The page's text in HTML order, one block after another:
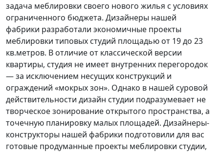
задача меблировки своего нового жилья с условиях
ограниченного бюджета. Дизайнеры нашей
фабрики разработали экономичные проекты
меблировки типовых студий площадью от 19 до 23
кв.метров. В отличие от классической версии
квартиры, студия не имеет внутренних перегородок
— за исключением несущих конструкций и
ограждений «мокрых зон». Однако в нашей суровой
действительности дизайн студии подразумевает не
творческое зонирование открытого пространства, а
точечную планировку малых площадей. Дизайнеры-
конструкторы нашей фабрики подготовили для вас
готовые продуманные проекты меблировки студии,